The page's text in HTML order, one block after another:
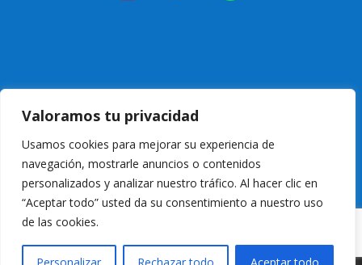
Valoramos tu privacidad
Usamos cookies para mejorar su experiencia de
navegación, mostrarle anuncios o contenidos
personalizados y analizar nuestro tráfico. Al hacer clic en
“Aceptar todo” usted da su consentimiento a nuestro uso
de las cookies.
© 2024 Eurocanarias Electrodomésticos| Todos los derechos reservados |